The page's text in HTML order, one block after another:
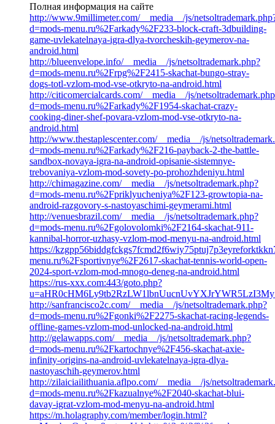
Полная информация на сайте
http://www.9millimeter.com/__media__/js/
d=mods-menu.ru%2Farkady%2F233-block-craft-3dbuilding-
game-uvlekatelnaya-igra-dlya-tvorcheskih-geymerov-na-
android.html
http://blueenvelope.info/__media__/js/netsoltrademark.php?
d=mods-menu.ru%2Frpg%2F2415-skachat-bungo-stray-
dogs-totl-vzlom-mod-vse-otkryto-na-android.html
http://citicomercialcards.com/__media__/js/
d=mods-menu.ru%2Farkady%2F1954-skachat-crazy-
cooking-diner-shef-povara-vzlom-mod-vse-otkryto-na-
android.html
http://www.thestaplescenter.com/__media__/js/
d=mods-menu.ru%2Farkady%2F216-payback-2-the-battle-
sandbox-novaya-igra-na-android-opisanie-sistemnye-
trebovaniya-vzlom-mod-sovety-po-prohozhdeniyu.html
http://chimagazine.com/__media__/js/netsoltrademark.php?
d=mods-menu.ru%2Fpriklyucheniya%2F123-growtopia-na-
android-razgovory-s-nastoyaschimi-geymerami.html
http://venuesbrazil.com/__media__/js/netsoltrademark.php?
d=mods-menu.ru%2Fgolovolomki%2F2164-skachat-911-
kannibal-horror-uzhasy-vzlom-mod-menyu-na-android.html
https://
menu.ru%2Fsportivnye%2F2617-skachat-tennis-world-open-
2024-sport-vzlom-mod-mnogo-deneg-na-android.html
https://rus-xxx.com:443/goto.php?
http://sanfrancisco2c.com/__media__/js/netsoltrademark.php?
d=mods-menu.ru%2Fgonki%2F2275-skachat-racing-legends-
offline-games-vzlom-mod-unlocked-na-android.html
http://gelawapps.com/__media__/js/netsoltrademark.php?
d=mods-menu.ru%2Fkartochnye%2F456-skachat-axie-
infinity-origins-na-android-uvlekatelnaya-igra-dlya-
nastoyaschih-geymerov.html
http://zilaiciailithuania.aflpo.com/__media__/js/
d=mods-menu.ru%2Fkazualnye%2F2040-skachat-blui-
davay-igrat-vzlom-mod-menyu-na-android.html
https://m.holagraphy.com/member/login.html?